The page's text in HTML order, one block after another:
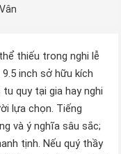
thiếu trong nghi lễ
inch sở hữu kích
quy tại gia hay nghi
lựa chọn. Tiếng
và ý nghĩa sâu sắc;
tịnh. Nếu quý thầy